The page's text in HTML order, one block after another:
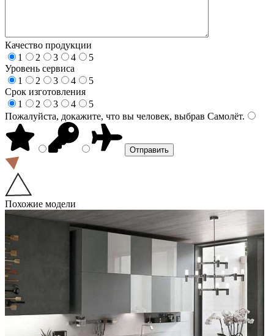
Качество продукции
1
2 3 4
5
Уровень сервиса
1
2 3 4
5
Срок изготовления
1
2 3 4
5
Пожалуйста, докажите, что вы человек, выбрав Самолёт.
Похожие модели